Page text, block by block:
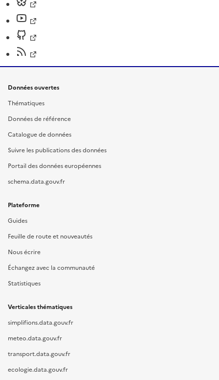
Données ouvertes
Thématiques
Données de référence
Catalogue de données
Suivre les publications des données
Portail des données européennes
schema.data.gouv.fr
Plateforme
Guides
Feuille de route et nouveautés
Nous écrire
Échangez avec la communauté
Statistiques
Verticales thématiques
simplifions.data.gouv.fr
meteo.data.gouv.fr
transport.data.gouv.fr
ecologie.data.gouv.fr